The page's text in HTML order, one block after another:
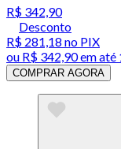
R$ 342,90
Desconto
R$ 281,18 no PIX
ou R$ 342,90em até
COMPRAR AGORA